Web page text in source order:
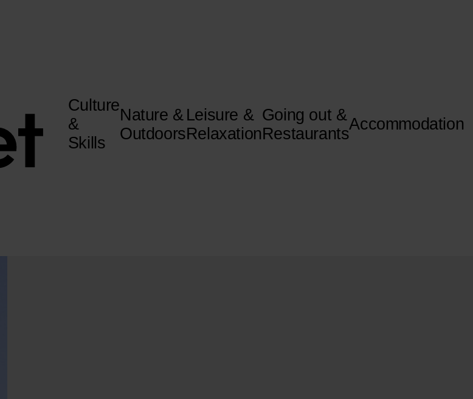
Culture
&
Skills
Nature &
Outdoors
Leisure &
Relaxation
Going out &
Restaurants
Accommodation